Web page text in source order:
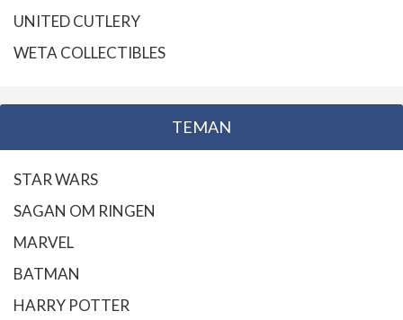
UNITED CUTLERY
WETA COLLECTIBLES
TEMAN
STAR WARS
SAGAN OM RINGEN
MARVEL
BATMAN
HARRY POTTER